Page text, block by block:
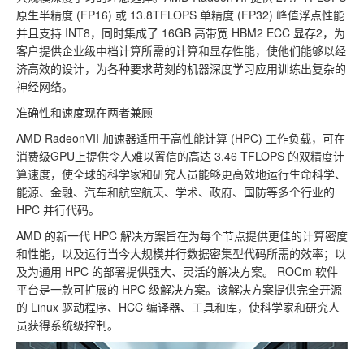
原生半精度 (FP16) 或 13.8TFLOPS 单精度 (FP32) 峰值浮点性能
并且支持 INT8，同时集成了 16GB 高带宽 HBM2 ECC 显存2，为
客户提供企业级中档计算所需的计算和显存性能，使他们能够以经
济高效的设计，为各种要求苛刻的机器深度学习应用训练出复杂的
神经网络。
准确性和速度现在两者兼顾
AMD RadeonVII 加速器适用于高性能计算 (HPC) 工作负载，可在
消费级GPU上提供令人难以置信的高达 3.46 TFLOPS 的双精度计
算速度，使全球的科学家和研究人员能够更高效地运行生命科学、
能源、金融、汽车和航空航天、学术、政府、国防等多个行业的
HPC 并行代码。
AMD 的新一代 HPC 解决方案旨在为每个节点提供更佳的计算密度
和性能，以及运行当今大规模并行数据密集型代码所需的效率；以
及为通用 HPC 的部署提供强大、灵活的解决方案。 ROCm 软件
平台是一款可扩展的 HPC 级解决方案。该解决方案提供完全开源
的 Linux 驱动程序、HCC 编译器、工具和库，使科学家和研究人
员获得系统级控制。